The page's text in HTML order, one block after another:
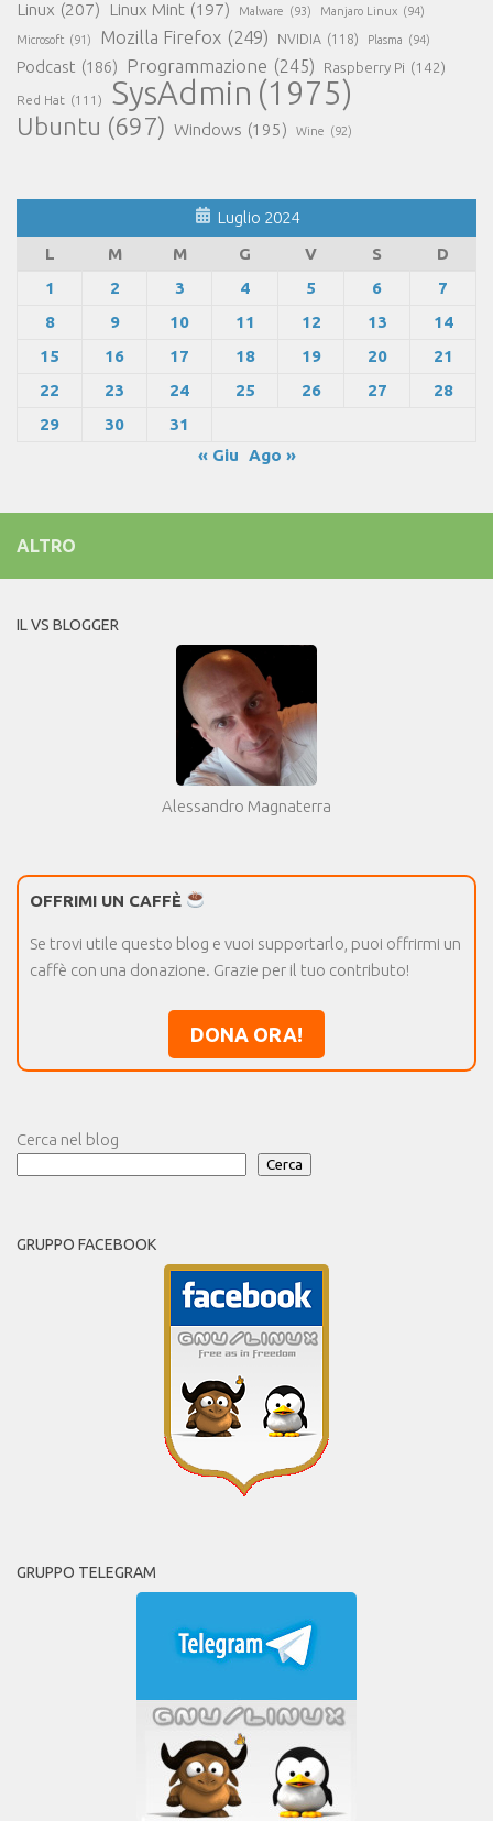
Linux (207) Linux Mint (197) Malware (93) Manjaro Linux (94)
Microsoft (91) Mozilla Firefox (249) NVIDIA (118) Plasma (94)
Podcast (186) Programmazione (245) Raspberry Pi (142)
Red Hat (111) SysAdmin (1975)
Ubuntu (697) Windows (195) Wine (92)
Luglio 2024
L
M M G V S
D
1
2 3 4 5 6
7
8
9 10 11 12 13
14
15
16 17 18 19 20
21
22
23 24 25 26 27
28
29
30
31
« Giu Ago »
ALTRO
IL VS BLOGGER
Alessandro Magnaterra
OFFRIMI UN CAFFÈ
Se trovi utile questo blog e vuoi supportarlo, puoi offrirmi un
caffè con una donazione. Grazie per il tuo contributo!
DONA ORA!
Cerca nel blog
Cerca
GRUPPO FACEBOOK
GRUPPO TELEGRAM